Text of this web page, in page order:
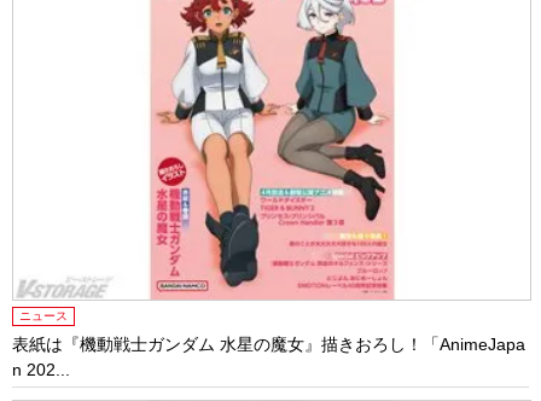
ニュース
表紙は『機動戦士ガンダム 水星の魔女』描きおろし！「AnimeJapa
n 202...